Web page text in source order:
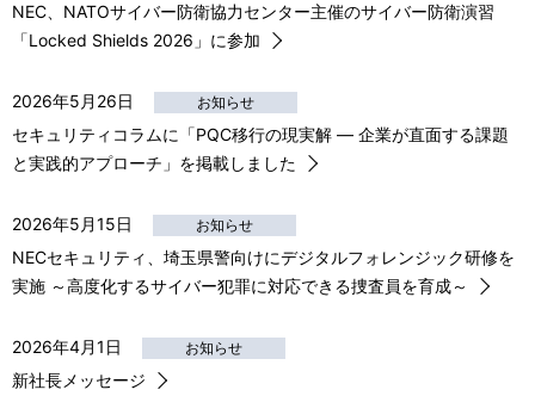
NEC、NATOサイバー防衛協力センター主催のサイバー防衛演習
「Locked Shields 2026」に参加
2026年5月26日 お知らせ
セキュリティコラムに「PQC移行の現実解 ― 企業が直面する課題
と実践的アプローチ」を掲載しました
2026年5月15日 お知らせ
NECセキュリティ、埼玉県警向けにデジタルフォレンジック研修を
実施 ～高度化するサイバー犯罪に対応できる捜査員を育成～
2026年4月1日 お知らせ
新社長メッセージ